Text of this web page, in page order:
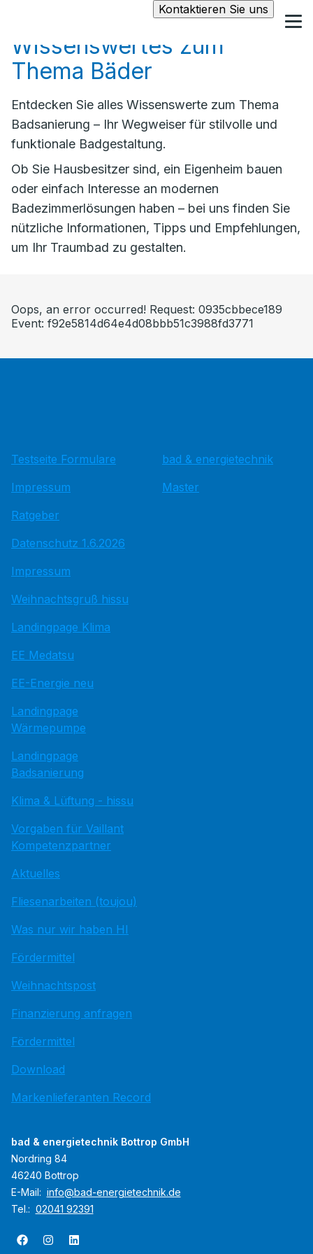
Kontaktieren Sie uns
Wissenswertes zum
Thema Bäder
Entdecken Sie alles Wissenswerte zum Thema
Badsanierung – Ihr Wegweiser für stilvolle und
funktionale Badgestaltung.
Ob Sie Hausbesitzer sind, ein Eigenheim bauen
oder einfach Interesse an modernen
Badezimmerlösungen haben – bei uns finden Sie
nützliche Informationen, Tipps und Empfehlungen,
um Ihr Traumbad zu gestalten.
Oops, an error occurred! Request: 0935cbbece189
Event: f92e5814d64e4d08bbb51c3988fd3771
Testseite Formulare
Impressum
Ratgeber
Datenschutz 1.6.2026
Impressum
Weihnachtsgruß hissu
Landingpage Klima
EE Medatsu
EE-Energie neu
Landingpage
Wärmepumpe
Landingpage
Badsanierung
Klima & Lüftung - hissu
Vorgaben für Vaillant
Kompetenzpartner
Aktuelles
Fliesenarbeiten (toujou)
Was nur wir haben HI
Fördermittel
Weihnachtspost
Finanzierung anfragen
Fördermittel
Download
Markenlieferanten Record
bad & energietechnik
Master
bad & energietechnik Bottrop GmbH
Nordring 84
46240 Bottrop
E-Mail: info@bad-energietechnik.de
Tel.: 02041 92391